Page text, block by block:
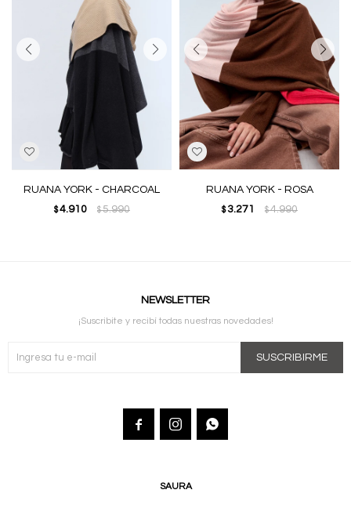
RUANA YORK - CHARCOAL
$ 4.910 $5.990
RUANA YORK - ROSA
$ 3.271 $4.990
SAURA
NEWSLETTER
¡Suscribite y recibí todas nuestras novedades!
SUSCRIBIRME
  